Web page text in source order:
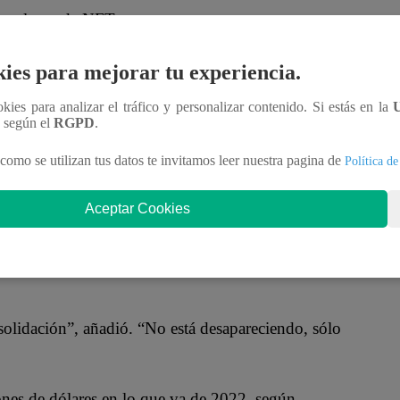
planes de NFT.
periodos del año pasado ya no existe”,
sede en Miami. “Creo que hemos conseguido
las últimas semanas.
investigación de NFT DappRadar, dijo que el
después de su crecimiento meteórico,
a Ucrania a finales de febrero puede haber
añadió. “No está desapareciendo, sólo
para mejorar tu experiencia.
para analizar el tráfico y personalizar contenido. Si estás en la
según el RGPD.
se utilizan tus datos te invitamos leer nuestra pagina de Política
Aceptar Cookies